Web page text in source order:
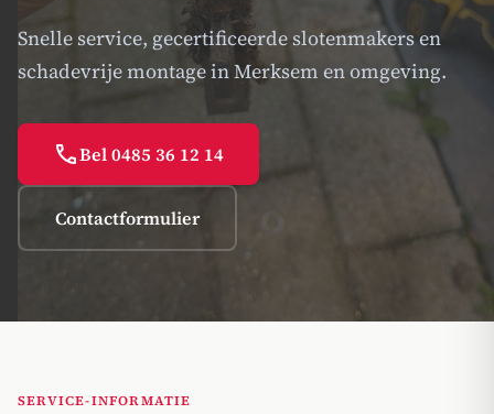
Snelle service, gecertificeerde slotenmakers en
schadevrije montage in Merksem en omgeving.
callBel 0485 36 12 14
Contactformulier
SERVICE-INFORMATIE